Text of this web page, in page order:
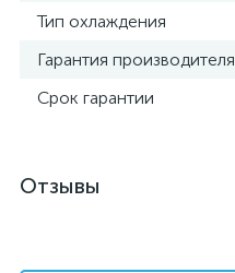
Тип охлаждения
Гарантия производителя
Срок гарантии
Отзывы